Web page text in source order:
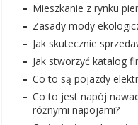
Mieszkanie z rynku
Zasady mody
Jak skutecznie
Jak stworzyć katalog
Co to są pojazdy
Co to jest napój
różnymi napojami?